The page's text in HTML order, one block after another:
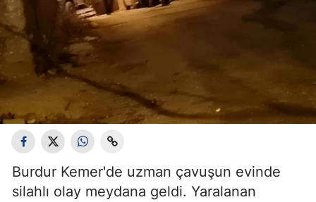
Burdur Kemer'de uzman çavuşun evinde
silahlı olay meydana geldi. Yaralanan